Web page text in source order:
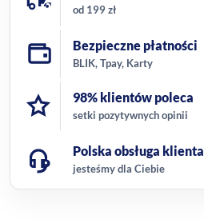
od 199 zł
Bezpieczne płatności
BLIK, Tpay, Karty
98% klientów poleca
setki pozytywnych opinii
Polska obsługa klienta
jesteśmy dla Ciebie